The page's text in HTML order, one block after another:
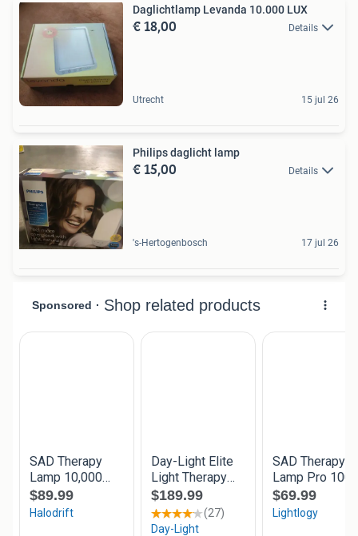
Daglichtlamp Levanda 10.000 LUX
€ 18,00 Details
Utrecht 15 jul 26
Philips daglicht lamp
€ 15,00 Details
's-Hertogenbosch 17 jul 26